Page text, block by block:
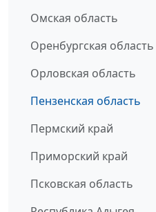
Омская область
Оренбургская область
Орловская область
Пензенская область
Пермский край
Приморский край
Псковская область